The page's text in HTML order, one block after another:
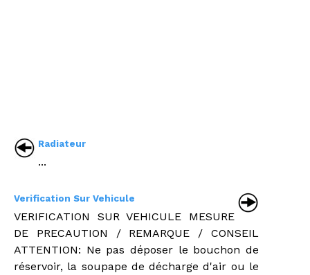
Radiateur
...
Verification Sur Vehicule
VERIFICATION SUR VEHICULE MESURE
DE PRECAUTION / REMARQUE / CONSEIL
ATTENTION: Ne pas déposer le bouchon de
réservoir, la soupape de décharge d'air ou le